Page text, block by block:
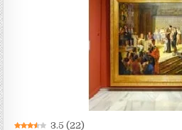
3.5 (22)